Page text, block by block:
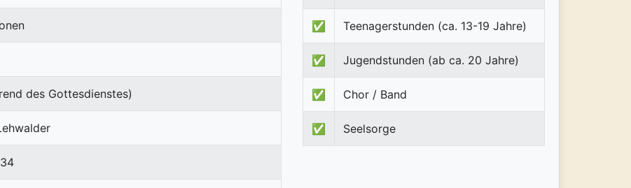
des Gottesdienstes)
✅ Teenagerstunden (ca. 13-19 Jahre)
✅ Jugendstunden (ab ca. 20 Jahre)
✅ Chor / Band
✅ Seelsorge